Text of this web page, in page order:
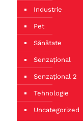
Industrie
Pet
Sănătate
Senzațional
Senzațional 2
Tehnologie
Uncategorized